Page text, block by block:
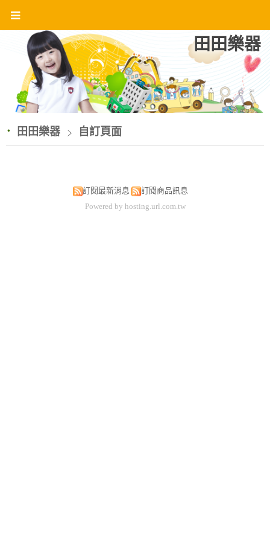
田田樂器
田田樂器 自訂頁面
訂閱最新消息
訂閱商品訊息
Powered by hosting.url.com.tw